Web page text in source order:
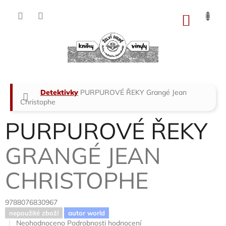
Domů
Detektivky PURPUROVÉ ŘEKY Grangé Jean
Christophe
PURPUROVÉ ŘEKY
GRANGÉ JEAN
CHRISTOPHE
9788076830967
nepoužité zboží autor world
Průměrné
Neohodnoceno Podrobnosti hodnocení